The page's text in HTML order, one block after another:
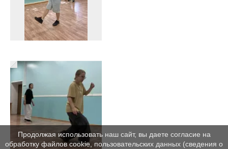
Продолжая использовать наш сайт, вы даете согласие на
обработку файлов cookie, пользовательских данных (сведения о